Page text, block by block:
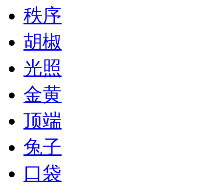
秩序
胡椒
光照
金黄
顶端
兔子
口袋